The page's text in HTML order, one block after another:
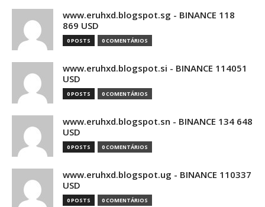
www.eruhxd.blogspot.sg - BINANCE 118
869 USD
0 POSTS 0 COMENTÁRIOS
www.eruhxd.blogspot.si - BINANCE 114051
USD
0 POSTS 0 COMENTÁRIOS
www.eruhxd.blogspot.sn - BINANCE 134 648
USD
0 POSTS 0 COMENTÁRIOS
www.eruhxd.blogspot.ug - BINANCE 110337
USD
0 POSTS 0 COMENTÁRIOS